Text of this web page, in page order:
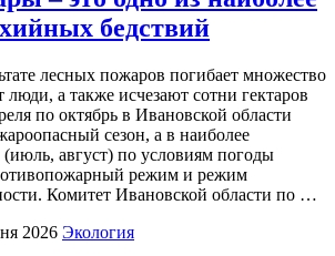
бедствий
лесных пожаров погибает множество
а также исчезают сотни гектаров
по октябрь в Ивановской области
сезон, а в наиболее
август) по условиям погоды
режим и режим
Комитет Ивановской области по …
2026 Экология